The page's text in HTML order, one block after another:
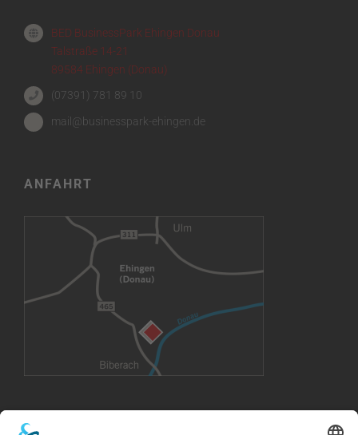
BED BusinessPark Ehingen Donau
Talstraße 14-21
89584 Ehingen (Donau)
(07391) 781 89 10
mail@businesspark-ehingen.de
ANFAHRT
VERMIETUNG